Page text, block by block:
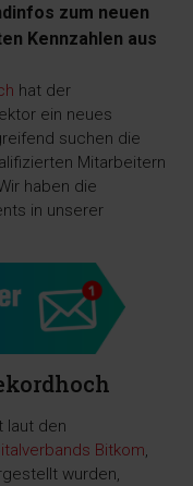
zum neuen
Kennzahlen aus
hat der
ein neues
suchen die
Mitarbeitern
haben die
in unserer
laut den
Bitkom,
wurden,